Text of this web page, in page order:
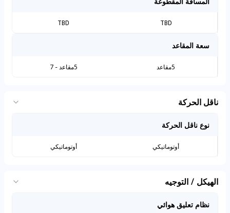
TBD
TBD
سعة المقاعد
5مقاعد 5مقاعد - 7
ناقل الحركة
نوع ناقل الحركة
أوتوماتيكي أوتوماتيكي
الهيكل / التوجيه
نظام تعليق هوائي